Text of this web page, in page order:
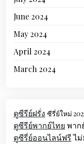
June 2024
May 2024
April 2024
March 2024
ดูซีรีย์ฝรั่ง ซีรี่ย์ใหม่
ดูซีรีย์พากย์ไทย พาก
ดูซีรี่ย์ออนไลน์ฟรีไ